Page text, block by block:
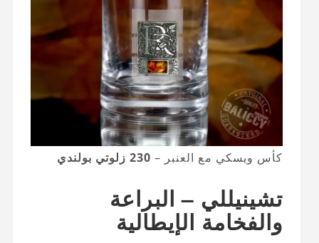
كأس ويسكي مع العنبر – 230 زلوتي بولندي
تشينيللي – البراعة
والفخامة الإيطالية